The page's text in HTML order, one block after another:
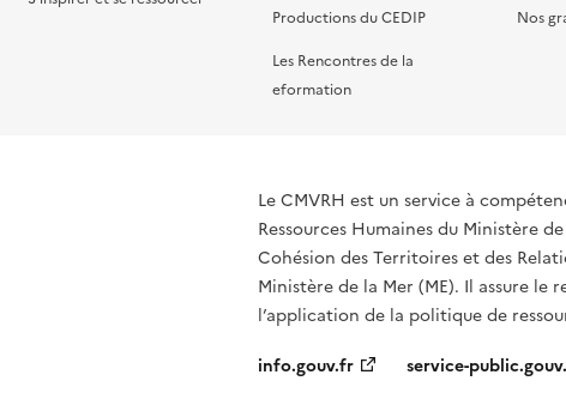
Productions du CEDIP
Les Rencontres de la
eformation
Nos
Le CMVRH est un service à
Ressources Humaines du Ministère
Cohésion des Territoires et des
Ministère de la Mer (ME). Il assure
l’application de la politique de
info.gouv.fr
service-